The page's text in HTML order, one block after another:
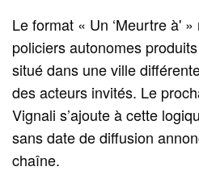
Le format « Un ‘Meurtre à'
policiers autonomes
situé dans une ville
des acteurs invités. Le
Vignali s’ajoute à cette
sans date de diffusion
chaîne.